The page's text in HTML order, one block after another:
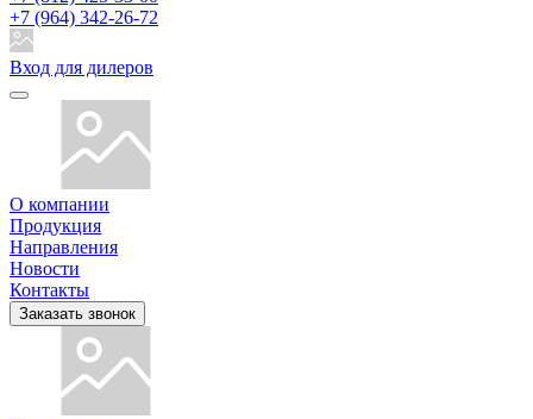
+7 (964) 342-26-72
Вход для дилеров
О компании
Продукция
Направления
Новости
Контакты
Заказать звонок